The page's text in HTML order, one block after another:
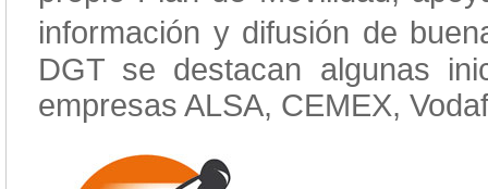
información y difusión de
DGT se destacan algunas
empresas ALSA, CEMEX,